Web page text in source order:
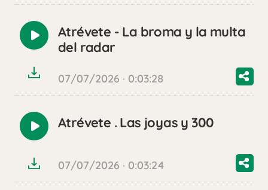
Reproducir
audio
Atrévete - La broma y la multa
del radar
07/07/2026 · 0:03:28
Reproducir
audio
Atrévete . Las joyas y 300
07/07/2026 · 0:03:24